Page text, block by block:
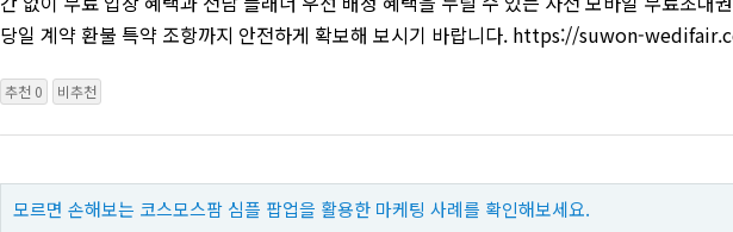
당일 계약 환불 특약 조항까지 안전하게 확보해 보시기 바랍니다. https://suwon-
추천 0 비추천
모르면 손해보는 코스모스팜 심플 팝업을 활용한 마케팅 사례를 확인해보세요.